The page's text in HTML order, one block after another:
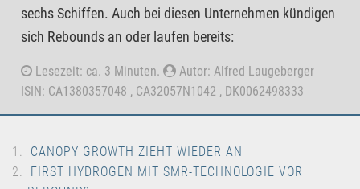
sechs Schiffen. Auch bei diesen Unternehmen kündigen
sich Rebounds an oder laufen bereits:
Lesezeit: ca. 3 Minuten.
Autor: Alfred Laugeberger
ISIN: CA1380357048 , CA32057N1042 , DK0062498333
CANOPY GROWTH ZIEHT WIEDER AN
FIRST HYDROGEN MIT SMR-TECHNOLOGIE VOR